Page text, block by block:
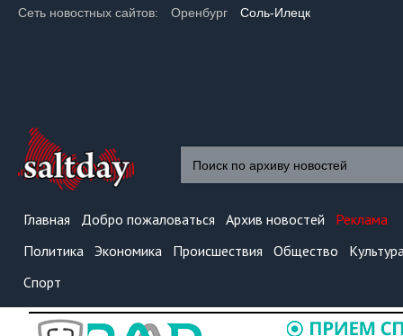
Сеть новостных сайтов: Оренбург Соль-Илецк
Главная Добро пожаловаться Архив новостей
Реклама
Политика Экономика Происшествия Общество
Спорт